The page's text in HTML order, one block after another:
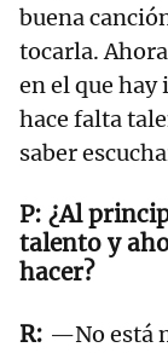
buena
tocarla.
en el que hay
hace falta
saber
¿Al
talento y
hacer?
—No está